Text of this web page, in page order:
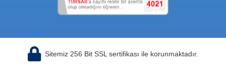
Sitemiz 256 Bit SSL sertifikası ile korunmaktadır.